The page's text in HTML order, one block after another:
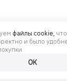
файлы cookie,
и было
OK